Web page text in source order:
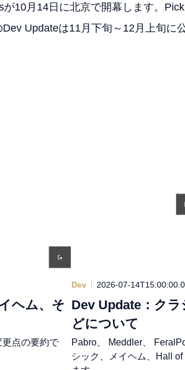
が10月14日に北京で開幕します。
Dev Updateは11月下旬～12月上旬に
ヘム、そ
点の要約で
Dev 2026-07-
Dev Update：ク
どについて
Pabro、 Meddler、
シック、メイヘム、Hall